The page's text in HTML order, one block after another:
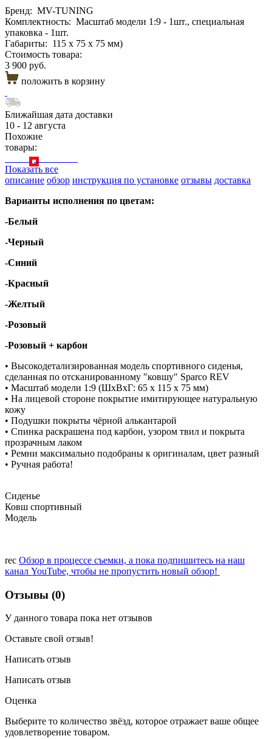
Бренд: MV-TUNING
Комплектность: Масштаб модели 1:9 - 1шт., специальная
упаковка - 1шт.
Габариты: 115 х 75 х 75 мм)
Стоимость товара:
3 900 руб.
положить в корзину
Ближайшая дата доставки
10 - 12 августа
Похожие
товары:
Показать все
описание обзор инструкция по установке отзывы доставка
Варианты исполнения по цветам:
-Белый
-Черный
-Синий
-Красный
-Желтый
-Розовый
-Розовый + карбон
• Высокодетализированная модель спортивного сиденья,
сделанная по отсканированному "ковшу" Sparco REV
• Масштаб модели 1:9 (ШхВхГ: 65 х 115 х 75 мм)
• На лицевой стороне покрытие имитирующее натуральную
кожу
• Подушки покрыты чёрной алькантарой
• Спинка раскрашена под карбон, узором твил и покрыта
прозрачным лаком
• Ремни максимально подобраны к оригиналам, цвет разный
• Ручная работа!
Сиденье
Ковш спортивный
Модель
rec Обзор в процессе съемки, а пока подпишитесь на наш
канал YouTube, чтобы не пропустить новый обзор!
Отзывы (0)
У данного товара пока нет отзывов
Оставьте свой отзыв!
Написать отзыв
Написать отзыв
Оценка
Выберите то количество звёзд, которое отражает ваше общее
удовлетворение товаром.